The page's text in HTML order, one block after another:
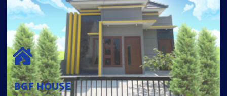
BGF HOUSE
BGF HOUSE
Hunian Mewah Pusat Kota dengan fasilitas Free Desain, Dapur,
Parkir Mobil dengan 3 Kamar Tidur dan 2 Kamar Mandi.